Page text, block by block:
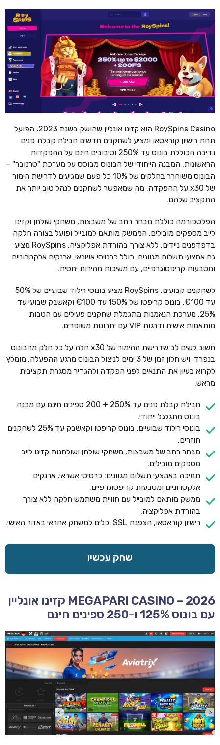
RoySpins Casino הוא קזינו אונליין שהושק בשנת 2023, הפועל
תחת רישיון קוראסאו ומציע לשחקנים חדשים חבילת קבלת פנים
נדיבה הכוללת בונוס עד 250% וסיבובים חינם על ההפקדות
הראשונות. המבנה הייחודי של הבונוס מבוסס על מערכת "טרנובר" –
הבונוס משוחרר בחלקים של 10% כל פעם שמגיעים לדרישת הימור
של x30 על ההפקדה, מה שמאפשר לשחקנים לנהל טוב יותר את
התקציב שלהם.
הפלטפורמה כוללת מבחר רחב של משבצות, משחקי שולחן וקזינו
לייב מספקים מובילים. הממשק מותאם למובייל ופועל בצורה חלקה
בדפדפנים ניידים, ללא צורך בהורדת אפליקציה. RoySpins מציע
גם אמצעי תשלום מגוונים, כולל כרטיסי אשראי, ארנקים אלקטרוניים
ומטבעות קריפטוגרפיים, עם משיכות מהירות יחסית.
לשחקנים קבועים, RoySpins מציע בונוסי רילוד שבועיים של 50%
עד €100, בונוס קריפטו של 150% עד €100 וקאשבק שבועי עד
25%. מערכת הנאמנות מתגמלת שחקנים פעילים עם הטבות
מותאמות אישית ודרגות VIP עם יתרונות משופרים.
חשוב לשים לב שדרישת ההימור של x30 חלה על כל חלק מהבונוס
בנפרד, ויש חלון זמן של 3 ימים לניצול הבונוס מרגע ההפעלה. מומלץ
לקרוא בעיון את התנאים לפני הפקדה ולהגדיר מסגרת תקציבית
מראש.
חבילת קבלת פנים עד 250% + 200 ספינים חינם עם מבנה
בונוס מתגלגל ייחודי.
בונוסי רילוד שבועיים, בונוס קריפטו וקאשבק עד 25% לשחקנים
חוזרים.
מבחר רחב של משבצות, משחקי שולחן ושולחנות קזינו לייב
מספקים מובילים.
תמיכה באמצעי תשלום מגוונים: כרטיסי אשראי, ארנקים
אלקטרוניים ומטבעות קריפטוגרפיים.
ממשק מותאם למובייל עם חוויית משתמש חלקה ללא צורך
בהורדת אפליקציה.
רישיון קוראסאו, הצפנת SSL וכלים למשחק אחראי באזור האישי.
שחק עכשיו
MEGAPARI CASINO – 2026 קזינו אונליין
עם בונוס 125% ו-250 ספינים חינם